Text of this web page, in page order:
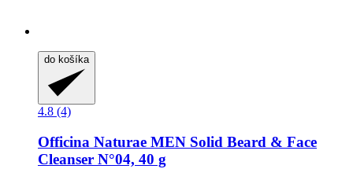
do košíka
4.8 (4)
Officina Naturae MEN Solid Beard & Face
Cleanser N°04, 40 g